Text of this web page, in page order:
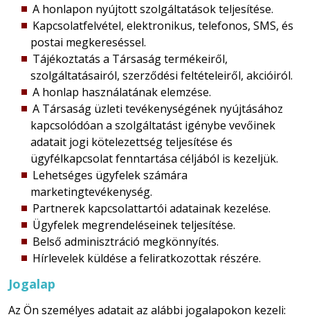
A honlapon nyújtott szolgáltatások teljesítése.
Kapcsolatfelvétel, elektronikus, telefonos, SMS, és
postai megkereséssel.
Tájékoztatás a Társaság termékeiről,
szolgáltatásairól, szerződési feltételeiről, akcióiról.
A honlap használatának elemzése.
A Társaság üzleti tevékenységének nyújtásához
kapcsolódóan a szolgáltatást igénybe vevőinek
adatait jogi kötelezettség teljesítése és
ügyfélkapcsolat fenntartása céljából is kezeljük.
Lehetséges ügyfelek számára
marketingtevékenység.
Partnerek kapcsolattartói adatainak kezelése.
Ügyfelek megrendeléseinek teljesítése.
Belső adminisztráció megkönnyítés.
Hírlevelek küldése a feliratkozottak részére.
Jogalap
Az Ön személyes adatait az alábbi jogalapokon kezeli: